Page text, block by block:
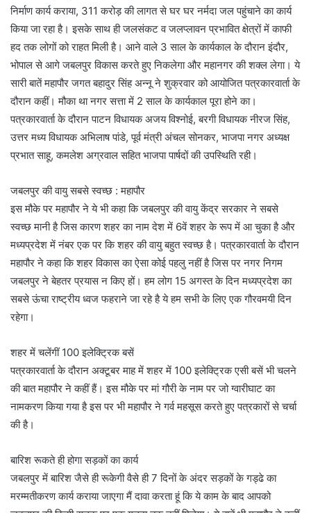
निर्माण कार्य कराया, 311 करोड़ की लागत से घर घर नर्मदा जल पहुंचाने का कार्य
किया जा रहा है। इसके साथ ही जलसंकट व जलप्लावन प्रभावित क्षेत्रों में काफी
हद तक लोगों को राहत मिली है। आने वाले 3 साल के कार्यकाल के दौरान इंदौर,
भोपाल से आगे जबलपुर विकास करते हुए निकलेगा और महानगर की शक्ल लेगा। ये
सारी बातें महापौर जगत बहादुर सिंह अन्नू ने शुक्रवार को आयोजित पत्रकारवार्ता के
दौरान कहीं। मौका था नगर सत्ता में 2 साल के कार्यकाल पूरा होने का।
पत्रकारवार्ता के दौरान पाटन विधायक अजय विश्नोई, बरगी विधायक नीरज सिंह,
उत्तर मध्य विधायक अभिलाष पांडे, पूर्व मंत्री अंचल सोनकर, भाजपा नगर अध्यक्ष
प्रभात साहू, कमलेश अग्रवाल सहित भाजपा पार्षदों की उपस्थिति रही।
जबलपुर की वायु सबसे स्वच्छ : महापौर
इस मौके पर महापौर ने ये भी कहा कि जबलपुर की वायु केंद्र सरकार ने सबसे
स्वच्छ मानी है जिस कारण शहर का नाम देश में 6वें शहर के रूप में आ चुका है और
मध्यप्रदेश में नंबर एक पर कि शहर की वायु बहुत स्वच्छ है। पत्रकारवार्ता के दौरान
महापौर ने कहा कि शहर विकास का ऐसा कोई पहलु नहीं है जिस पर नगर निगम
जबलपुर ने बेहतर प्रयास न किए हों। हम लोग 15 अगस्त के दिन मध्यप्रदेश का
सबसे ऊंचा राष्ट्रीय ध्वज फहराने जा रहे है ये हम सभी के लिए एक गौरवमयी दिन
रहेगा।
शहर में चलेंगीं 100 इलेक्ट्रिक बसें
पत्रकारवार्ता के दौरान अक्टूबर माह में शहर में 100 इलेक्ट्रिक एसी बसें भी चलने
की बात महापौर ने कहीं हैं। इस मौके पर मां गौरी के नाम पर जो ग्वारीघाट का
नामकरण किया गया है इस पर भी महापौर ने गर्व महसूस करते हुए पत्रकारों से चर्चा
की है।
बारिश रूकते ही होगा सड़कों का कार्य
जबलपुर में बारिश जैसे ही रूकेगी वैसे ही 7 दिनों के अंदर सड़कों के गड्ढे का
मरम्मतीकरण कार्य कराया जाएगा मैं दावा करता हूं कि ये काम के बाद आपको